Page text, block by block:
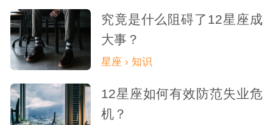
究竟是什么阻碍了12星座成
大事？
星座 › 知识
12星座如何有效防范失业危
机？